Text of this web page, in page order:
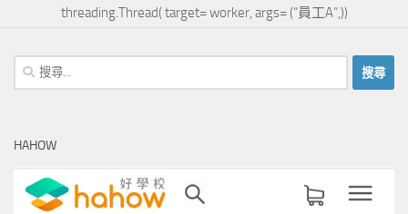
threading.Thread( target= worker, args= (“員工A”,))
搜
尋
字:
HAHOW